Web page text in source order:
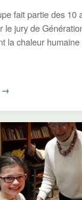
fait partie des 10
le jury de
la chaleur
→